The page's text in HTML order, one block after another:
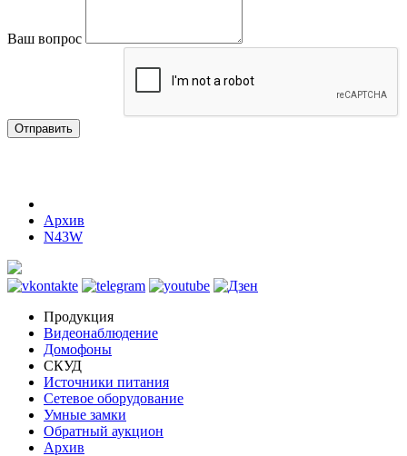
Ваш вопрос
Отправить
Архив
N43W
Продукция
Видеонаблюдение
Домофоны
СКУД
Источники питания
Сетевое оборудование
Умные замки
Обратный аукцион
Архив